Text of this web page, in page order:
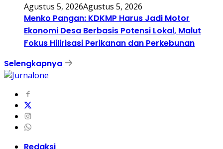
Agustus 5, 2026Agustus 5, 2026
Menko Pangan: KDKMP Harus Jadi Motor
Ekonomi Desa Berbasis Potensi Lokal, Malut
Fokus Hilirisasi Perikanan dan Perkebunan
Selengkapnya
Redaksi